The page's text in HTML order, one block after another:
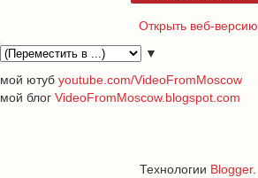
Открыть веб-версию
▼
мой ютуб youtube.com/VideoFromMoscow
мой блог VideoFromMoscow.blogspot.com
Технологии Blogger.